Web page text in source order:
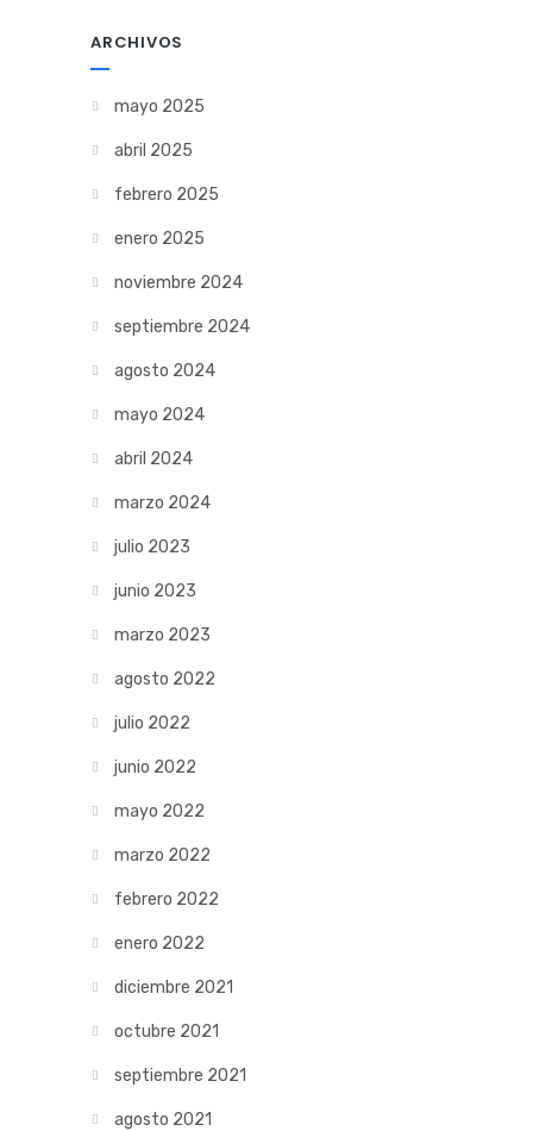
ARCHIVOS
mayo 2025
abril 2025
febrero 2025
enero 2025
noviembre 2024
septiembre 2024
agosto 2024
mayo 2024
abril 2024
marzo 2024
julio 2023
junio 2023
marzo 2023
agosto 2022
julio 2022
junio 2022
mayo 2022
marzo 2022
febrero 2022
enero 2022
diciembre 2021
octubre 2021
septiembre 2021
agosto 2021